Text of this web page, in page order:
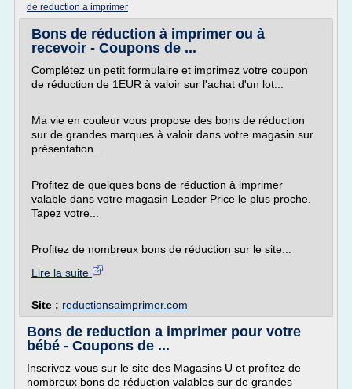
de reduction a imprimer
Bons de réduction à imprimer ou à
recevoir - Coupons de ...
Complétez un petit formulaire et imprimez votre coupon
de réduction de 1EUR à valoir sur l'achat d'un lot...
Ma vie en couleur vous propose des bons de réduction
sur de grandes marques à valoir dans votre magasin sur
présentation...
Profitez de quelques bons de réduction à imprimer
valable dans votre magasin Leader Price le plus proche.
Tapez votre...
Profitez de nombreux bons de réduction sur le site...
Lire la suite
Site : reductionsaimprimer.com
Bons de reduction a imprimer pour votre
bébé - Coupons de ...
Inscrivez-vous sur le site des Magasins U et profitez de
nombreux bons de réduction valables sur de grandes